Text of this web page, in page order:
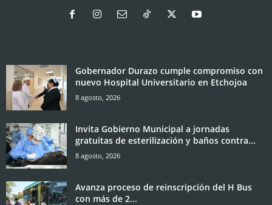
Gobernador Durazo cumple compromiso con
nuevo Hospital Universitario en Etchojoa
8 agosto, 2026
Invita Gobierno Municipal a jornadas
gratuitas de esterilización y baños contra...
8 agosto, 2026
Avanza proceso de reinscripción del H Bus
con más de 2...